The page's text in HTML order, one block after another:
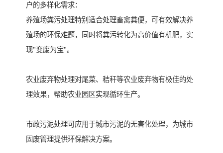
户的多样化需求：
养殖场粪污处理特别适合处理畜禽粪便，可有效解决养
殖场的环保难题，同时将粪污转化为高价值有机肥，实
现"变废为宝"。
农业废弃物处理对尾菜、秸秆等农业废弃物有极佳的处
理效果，帮助农业园区实现循环生产。
市政污泥处理可应用于城市污泥的无害化处理，为城市
固废管理提供环保解决方案。